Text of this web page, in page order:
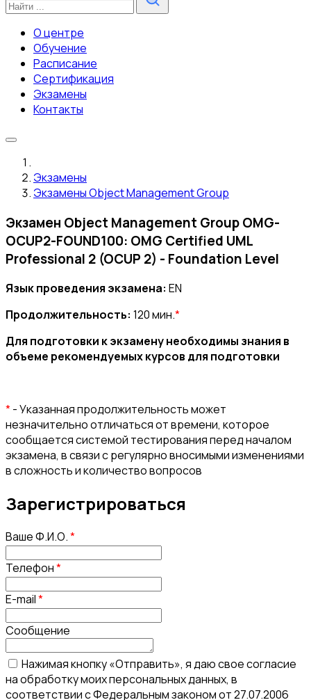
О центре
Обучение
Расписание
Сертификация
Экзамены
Контакты
Экзамены
Экзамены Object Management Group
Экзамен Object Management Group OMG-
OCUP2-FOUND100: OMG Certified UML
Professional 2 (OCUP 2) - Foundation Level
Язык проведения экзамена: EN
Продолжительность: 120 мин.*
Для подготовки к экзамену необходимы знания в
объеме рекомендуемых курсов для подготовки
*- Указанная продолжительность может
незначительно отличаться от времени, которое
сообщается системой тестирования перед началом
экзамена, в связи с регулярно вносимыми изменениями
в сложность и количество вопросов
Зарегистрироваться
Ваше Ф.И.О.*
Телефон*
E-mail*
Сообщение
Нажимая кнопку «Отправить», я даю свое согласие
на обработку моих персональных данных, в
соответствии с Федеральным законом от 27.07.2006